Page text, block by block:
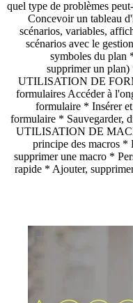
quel type de problèmes
Concevoir un tableau
scénarios, variables,
scénarios avec le
symboles du plan
supprimer un
UTILISATION DE
formulaires Accéder à
formulaire * Insérer
formulaire * Sauvegarder,
UTILISATION DE
principe des macros *
supprimer une macro *
rapide * Ajouter,